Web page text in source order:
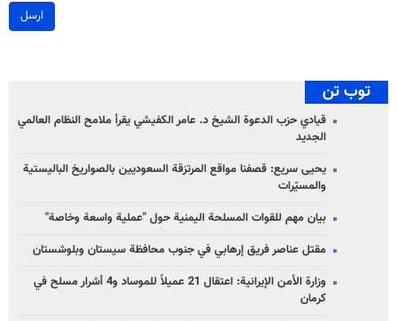
ارسل
توب تن
قيادي حزب الدعوة الشيخ د. عامر الكفيشي يقرأ ملامح النظام العالمي
الجديد
يحيى سريع: قصفنا مواقع المرتزقة السعوديين بالصواريخ الباليستية
والمسيّرات
بيان مهم للقوات المسلحة اليمنية حول "عملية واسعة وخاصة"
مقتل عناصر فريق إرهابي في جنوب محافظة سيستان وبلوشستان
وزارة الأمن الإيرانية: اعتقال 21 عميلاً للموساد و4 أشرار مسلح في
كرمان